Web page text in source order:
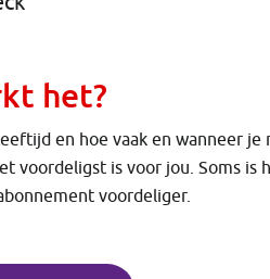
het?
en hoe vaak en wanneer
voordeligst is voor jou. Soms is
voordeliger.